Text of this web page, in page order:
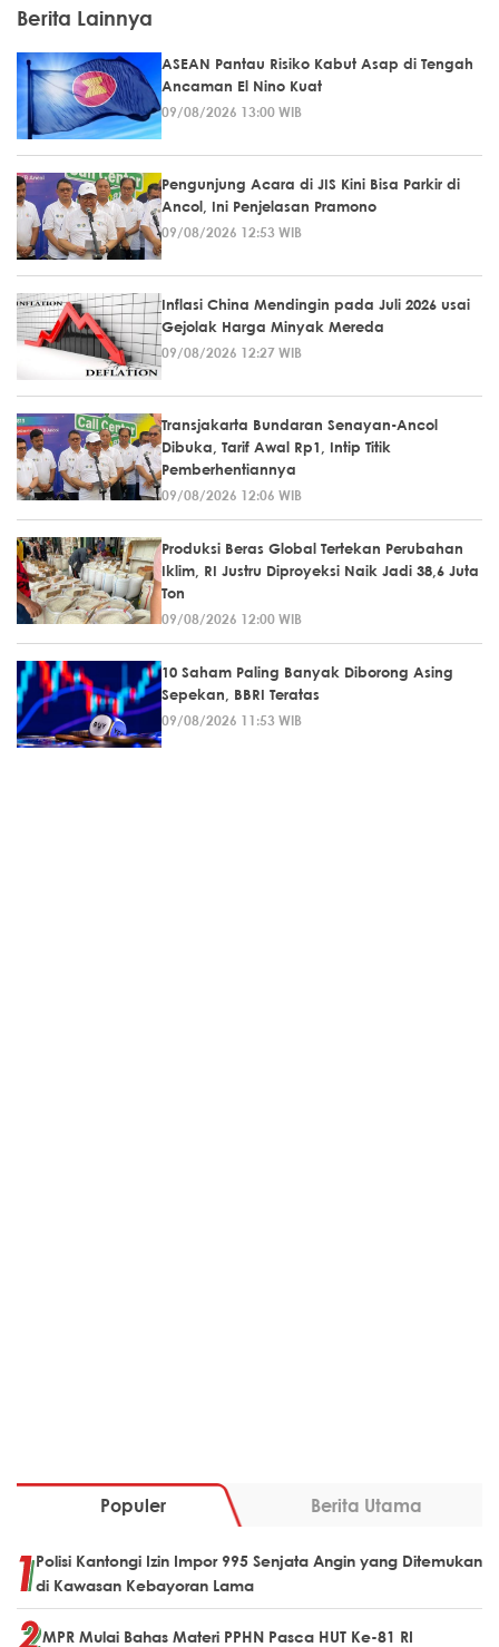
Berita Lainnya
ASEAN Pantau Risiko Kabut Asap di Tengah
Ancaman El Nino Kuat
09/08/2026 13:00 WIB
Pengunjung Acara di JIS Kini Bisa Parkir di
Ancol, Ini Penjelasan Pramono
09/08/2026 12:53 WIB
Inflasi China Mendingin pada Juli 2026 usai
Gejolak Harga Minyak Mereda
09/08/2026 12:27 WIB
Transjakarta Bundaran Senayan-Ancol
Dibuka, Tarif Awal Rp1, Intip Titik
Pemberhentiannya
09/08/2026 12:06 WIB
Produksi Beras Global Tertekan Perubahan
Iklim, RI Justru Diproyeksi Naik Jadi 38,6 Juta
Ton
09/08/2026 12:00 WIB
10 Saham Paling Banyak Diborong Asing
Sepekan, BBRI Teratas
09/08/2026 11:53 WIB
Populer Berita Utama
Polisi Kantongi Izin Impor 995 Senjata Angin yang Ditemukan
di Kawasan Kebayoran Lama
MPR Mulai Bahas Materi PPHN Pasca HUT Ke-81 RI